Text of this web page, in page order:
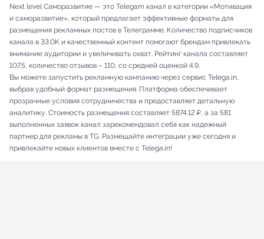
Next level Саморазвитие — это Telegam канал в категории «Мотивация
и саморазвитие», который предлагает эффективные форматы для
размещения рекламных постов в Телеграмме. Количество подписчиков
канала в 33.0K и качественный контент помогают брендам привлекать
внимание аудитории и увеличивать охват. Рейтинг канала составляет
107.5, количество отзывов – 110, со средней оценкой 4.9.
Вы можете запустить рекламную кампанию через сервис Telega.in,
выбрав удобный формат размещения. Платформа обеспечивает
прозрачные условия сотрудничества и предоставляет детальную
аналитику. Стоимость размещения составляет 5874.12 ₽, а за 581
выполненных заявок канал зарекомендовал себя как надежный
партнер для рекламы в TG. Размещайте интеграции уже сегодня и
привлекайте новых клиентов вместе с Telega.in!